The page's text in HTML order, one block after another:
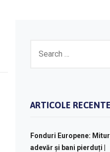
ARTICOLE RECENTE
Fonduri Europene:
adevăr și bani pierduți |